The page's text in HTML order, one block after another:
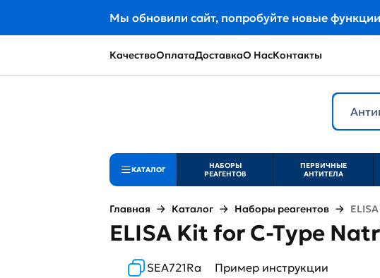
Мы обновили сайт, попробуйте новые
КачествоОплатаДоставкаО НасКонтакты
КАТАЛОГ
НАБОРЫ
РЕАГЕНТОВ
ПЕРВИЧНЫЕ
АНТИТЕЛА
Главная Каталог Наборы реагентов
ELISA Kit for C-Type
SEA721Ra Пример инструкции